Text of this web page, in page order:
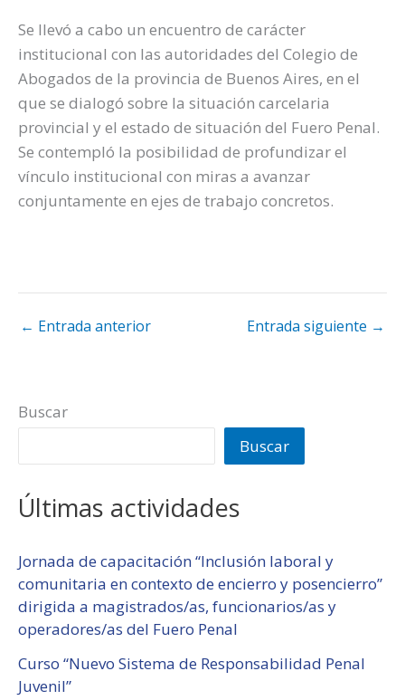
Se llevó a cabo un encuentro de carácter
institucional con las autoridades del Colegio de
Abogados de la provincia de Buenos Aires, en el
que se dialogó sobre la situación carcelaria
provincial y el estado de situación del Fuero Penal.
Se contempló la posibilidad de profundizar el
vínculo institucional con miras a avanzar
conjuntamente en ejes de trabajo concretos.
← Entrada anterior Entrada siguiente →
Buscar
Buscar
Últimas actividades
Jornada de capacitación “Inclusión laboral y
comunitaria en contexto de encierro y posencierro”
dirigida a magistrados/as, funcionarios/as y
operadores/as del Fuero Penal
Curso “Nuevo Sistema de Responsabilidad Penal
Juvenil”